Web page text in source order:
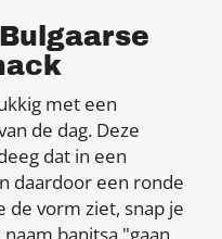
met een
de dag. Deze
dat in een
daardoor een ronde
vorm ziet, snap je
banitsa "gaan